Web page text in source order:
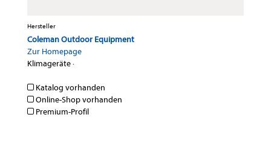
Hersteller
Coleman Outdoor Equipment
Zur Homepage
Klimageräte·
Katalog vorhanden
Online-Shop vorhanden
Premium-Profil